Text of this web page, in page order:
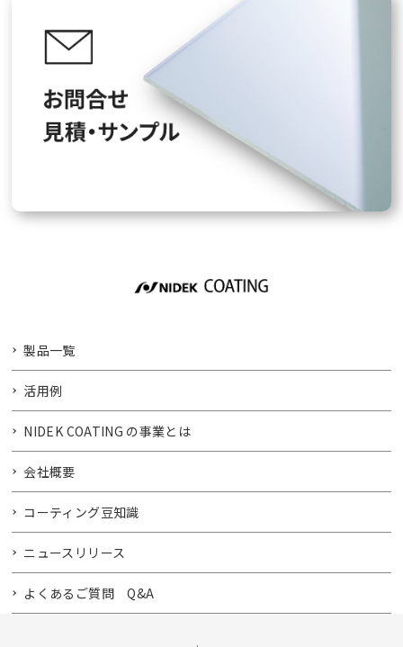
製品一覧
活用例
NIDEK COATING の事業とは
会社概要
コーティング豆知識
ニュースリリース
よくあるご質問 Q&A